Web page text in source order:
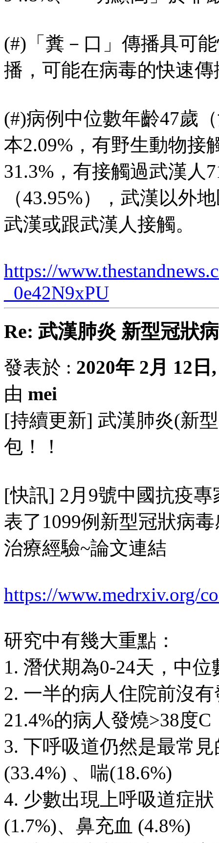
(#)「糞－口」傳播具可
播，可能在病毒的快速
(#)病例中位數年齡47歲
本2.09%，有野生動物接
31.3%，有接觸過武漢人
（43.95%），武漢以外
武漢或跟武漢人接觸。
https://
_0e42N9xPU
Re: 武漢肺炎 新型冠狀
發表於 : 2020年 2月 12日
由 mei
[持續更新] 武漢肺炎(新
包！！
[快訊] 2月9號中國抗疫
表了1099例新型冠狀病
治療經驗~論文連結
https://www.medrxiv.org/
研究中有幾大重點：
1. 潛伏期為0-24天，中位
2. 一半的病人住院前沒
21.4%的病人發燒>38度C
3. 下呼吸道仍然是最常
(33.4%) 、喘(18.6%)
4. 少數出現上呼吸道症
(1.7%)、鼻充血 (4.8%)